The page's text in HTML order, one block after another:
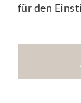
für den